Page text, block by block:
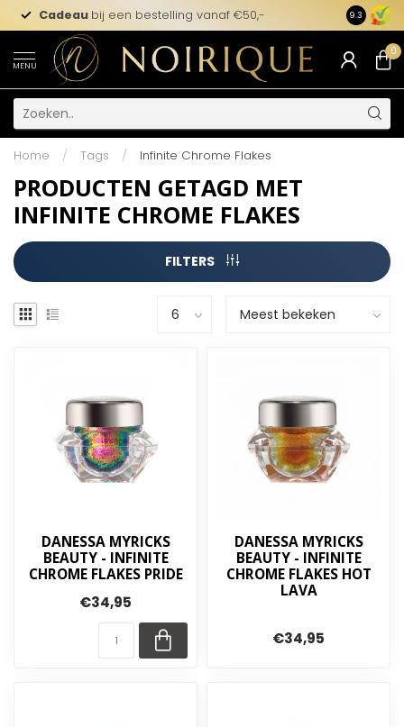
Cadeau bij een bestelling vanaf €50,- 9.3
MENU
0
Home / Tags / Infinite Chrome Flakes
PRODUCTEN GETAGD MET
INFINITE CHROME FLAKES
FILTERS
DANESSA MYRICKS
BEAUTY - INFINITE
CHROME FLAKES PRIDE
€34,95
DANESSA MYRICKS
BEAUTY - INFINITE
CHROME FLAKES HOT
LAVA
€34,95